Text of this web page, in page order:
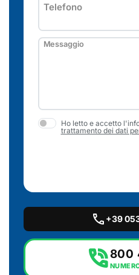
Telefono
Messaggio
Ho letto e accetto
trattamento dei dati
call +39
phone_in_talk800